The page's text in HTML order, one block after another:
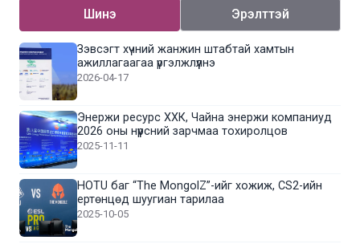
Шинэ Эрэлттэй
Зэвсэгт хүчний жанжин штабтай хамтын
ажиллагаагаа үргэлжлүүлнэ
2026-04-17
Энержи ресурс ХХК, Чайна энержи компаниуд
2026 оны нүүрсний зарчмаа тохиролцов
2025-11-11
HOTU баг “The MongolZ”-ийг хожиж, CS2-ийн
ертөнцөд шуугиан тарилаа
2025-10-05